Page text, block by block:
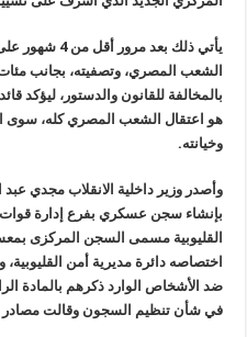
الشعب المصري، وتصفيته، بجانب
بالمخالفة للقانون والدستور، ليؤكد
هو اعتقال الشعب المصري كله، سوى
وخيانته.
بإنشاء سجن عسكري بفرع إدارة قوات
القليوبية مسمى السجن المركزى
اختصاصه دائرة مديرية أمن
في شأن تنظيم السجون وقالت مصادر أن